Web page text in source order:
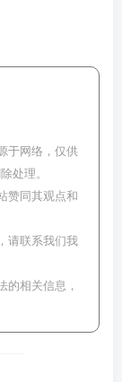
于网络，仅供
处理。
赞同其观点和
请联系我们我
的相关信息，